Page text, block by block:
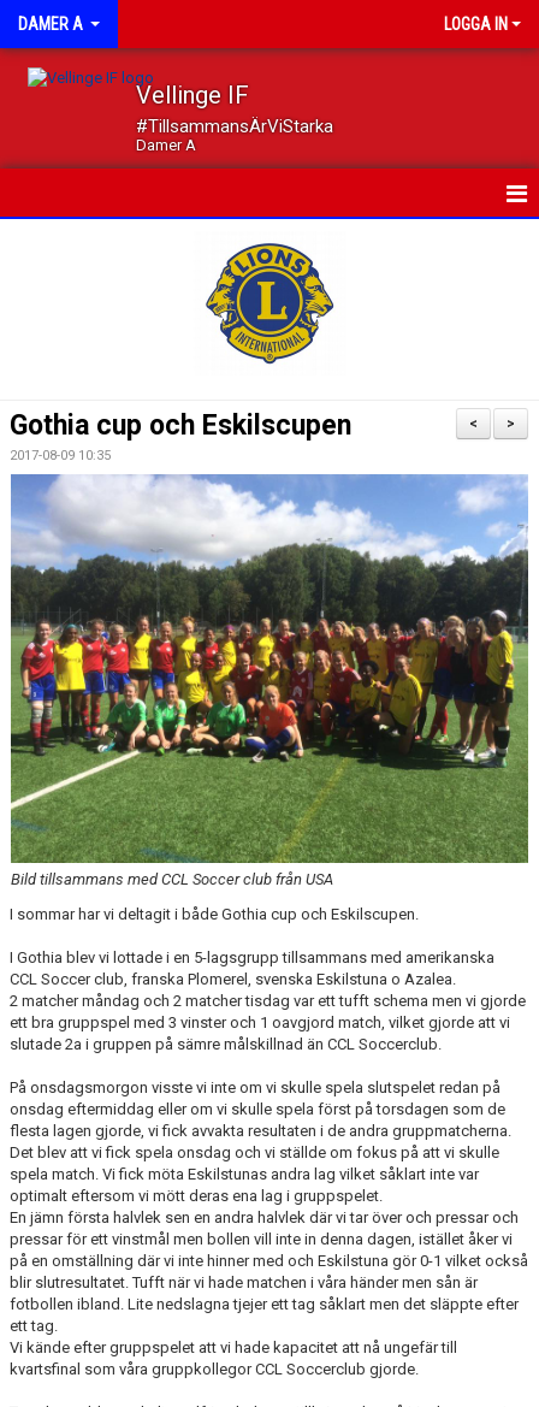
DAMER A LOGGA IN
Vellinge IF
#TillsammansÄrViStarka
Damer A
TRUPPEN
DOKUMENT
KONTAKT
>
<
Gothia cup och Eskilscupen
2017-08-09 10:35
Bild tillsammans med CCL Soccer club från USA
I sommar har vi deltagit i både Gothia cup och Eskilscupen.
I Gothia blev vi lottade i en 5-lagsgrupp tillsammans med amerikanska
CCL Soccer club, franska Plomerel, svenska Eskilstuna o Azalea.
2 matcher måndag och 2 matcher tisdag var ett tufft schema men vi gjorde
ett bra gruppspel med 3 vinster och 1 oavgjord match, vilket gjorde att vi
slutade 2a i gruppen på sämre målskillnad än CCL Soccerclub.
På onsdagsmorgon visste vi inte om vi skulle spela slutspelet redan på
onsdag eftermiddag eller om vi skulle spela först på torsdagen som de
flesta lagen gjorde, vi fick avvakta resultaten i de andra gruppmatcherna.
Det blev att vi fick spela onsdag och vi ställde om fokus på att vi skulle
spela match. Vi fick möta Eskilstunas andra lag vilket såklart inte var
optimalt eftersom vi mött deras ena lag i gruppspelet.
En jämn första halvlek sen en andra halvlek där vi tar över och pressar och
pressar för ett vinstmål men bollen vill inte in denna dagen, istället åker vi
på en omställning där vi inte hinner med och Eskilstuna gör 0-1 vilket också
blir slutresultatet. Tufft när vi hade matchen i våra händer men sån är
fotbollen ibland. Lite nedslagna tjejer ett tag såklart men det släppte efter
ett tag.
Vi kände efter gruppspelet att vi hade kapacitet att nå ungefär till
kvartsfinal som våra gruppkollegor CCL Soccerclub gjorde.